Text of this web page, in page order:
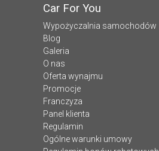
Car For You
Wypożyczalnia samochodów
Blog
Galeria
O nas
Oferta wynajmu
Promocje
Franczyza
Panel klienta
Regulamin
Ogólne warunki umowy